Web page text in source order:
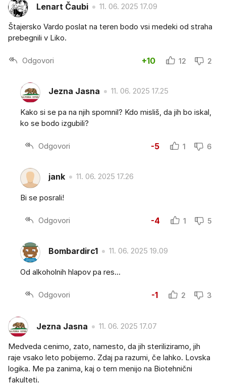
Lenart Čaubi 11. 06. 2025 17.09
Štajersko Vardo poslat na teren bodo vsi medeki od straha
prebegnili v Liko.
Odgovori +10 12 2
Jezna Jasna 11. 06. 2025 17.25
Kako si se pa na njih spomnil? Kdo misliš, da jih bo iskal,
ko se bodo izgubili?
Odgovori -5 1 6
jank 11. 06. 2025 17.26
Bi se posrali!
Odgovori -4 1 5
Bombardirc1 11. 06. 2025 19.09
Od alkoholnih hlapov pa res...
Odgovori -1 2 3
Jezna Jasna 11. 06. 2025 17.07
Medveda cenimo, zato, namesto, da jih steriliziramo, jih
raje vsako leto pobijemo. Zdaj pa razumi, če lahko. Lovska
logika. Me pa zanima, kaj o tem menijo na Biotehnični
fakulteti.